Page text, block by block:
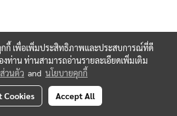
กกี้ เพื่อเพิ่มประสิทธิภาพและประสบการณ์ที่ดี
งท่าน ท่านสามารถอ่านรายละเอียดเพิ่มเติม
วนตัว and นโยบายคุกกี้
Cookies Accept All